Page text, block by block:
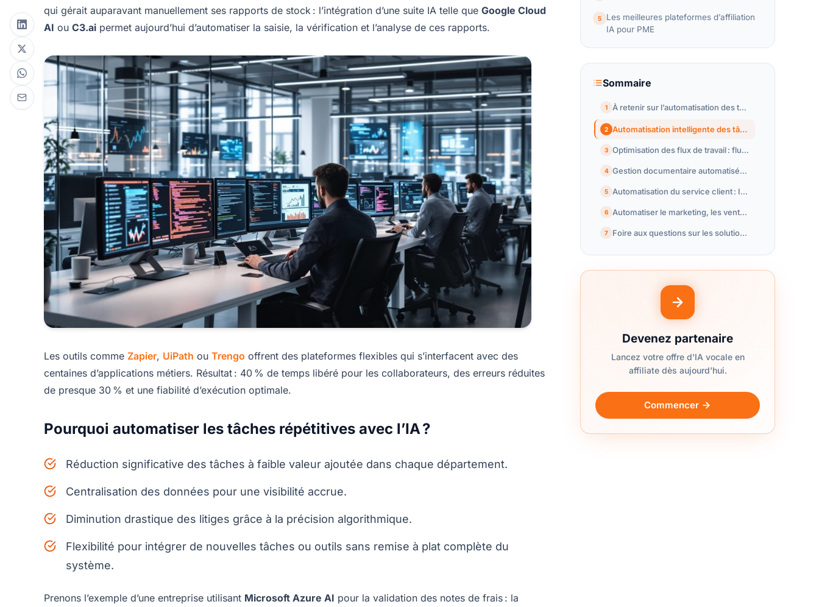
qui gérait auparavant manuellement ses rapports de stock : l’intégration d’une suite IA telle que Google Cloud
AI ou C3.ai permet aujourd’hui d’automatiser la saisie, la vérification et l’analyse de ces rapports.
Les outils comme Zapier, UiPath ou Trengo offrent des plateformes flexibles qui s’interfacent avec des
centaines d’applications métiers. Résultat : 40 % de temps libéré pour les collaborateurs, des erreurs réduites
de presque 30 % et une fiabilité d’exécution optimale.
Pourquoi automatiser les tâches répétitives avec l’IA ?
Réduction significative des tâches à faible valeur ajoutée dans chaque département.
Centralisation des données pour une visibilité accrue.
Diminution drastique des litiges grâce à la précision algorithmique.
Flexibilité pour intégrer de nouvelles tâches ou outils sans remise à plat complète du
système.
Prenons l’exemple d’une entreprise utilisant Microsoft Azure AI pour la validation des notes de frais : la
5
Les meilleures plateformes d’affiliation
IA pour PME
Sommaire
1 À retenir sur l’automatisation des tâches avec l’IA
2 Automatisation intelligente des tâches répétitives : le cœur de la productivité moderne
3 Optimisation des flux de travail : fluidifier et accélérer les processus internes grâce à l’IA
4 Gestion documentaire automatisée : rationaliser l’information et réduire les risques
5 Automatisation du service client : IA, chatbots et expérience instantanée
6 Automatiser le marketing, les ventes et les RH : vers la performance globale centrée IA
7 Foire aux questions sur les solutions IA pour automatiser les tâches
Devenez partenaire
Lancez votre offre d'IA vocale en
affiliate dès aujourd'hui.
Commencer